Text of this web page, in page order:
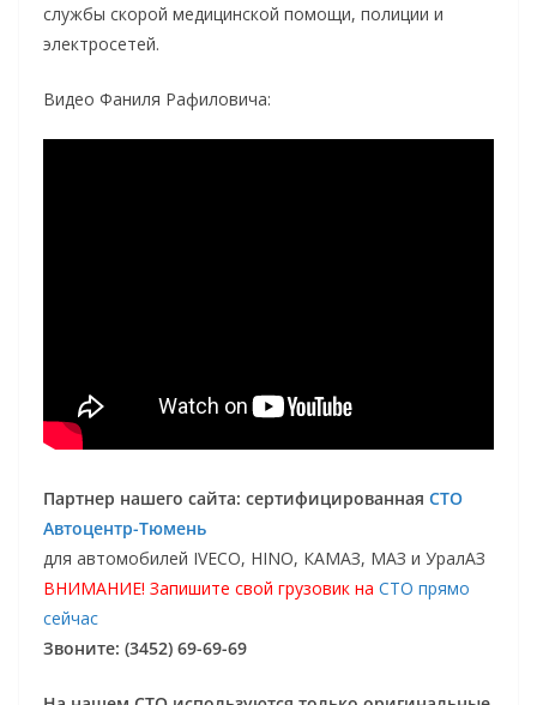
службы скорой медицинской помощи, полиции и
электросетей.
Видео Фаниля Рафиловича:
Партнер нашего сайта: сертифицированная СТО
Автоцентр-Тюмень
для автомобилей IVECO, HINO, КАМАЗ, МАЗ и УралАЗ
ВНИМАНИЕ! Запишите свой грузовик на СТО прямо
сейчас
Звоните: (3452) 69-69-69